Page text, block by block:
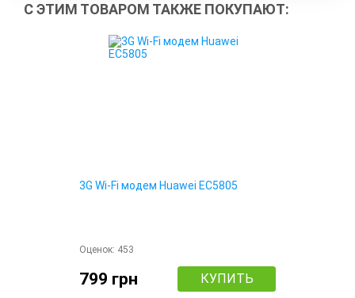
С ЭТИМ ТОВАРОМ ТАКЖЕ ПОКУПАЮТ:
3G Wi-Fi модем Huawei EC5805
Оценок: 453
799 грн КУПИТЬ